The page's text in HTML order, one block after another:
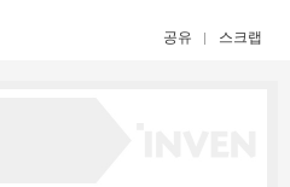
공유 스크랩